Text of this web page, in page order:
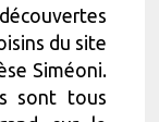
du site
Siméoni.
sont tous